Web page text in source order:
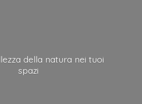
della natura nei tuoi
spazi